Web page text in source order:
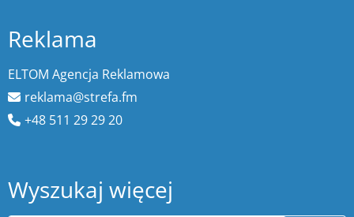
Reklama
ELTOM Agencja Reklamowa
reklama@strefa.fm
+48 511 29 29 20
Wyszukaj więcej